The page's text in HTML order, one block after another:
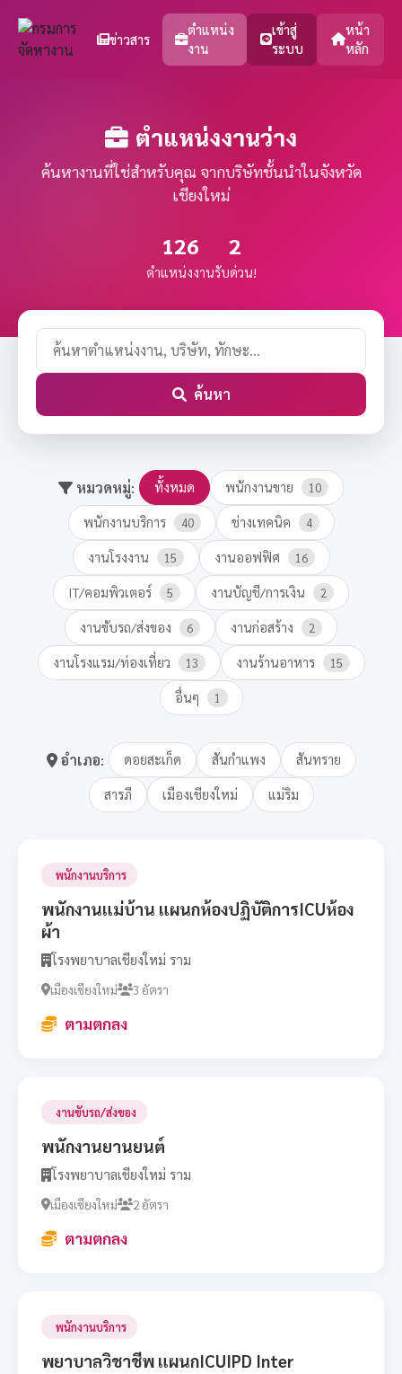
ข่าวสาร
ตำแหน่ง
งาน
เข้าสู่
ระบบ
หน้า
หลัก
ตำแหน่งงานว่าง
ค้นหางานที่ใช่สำหรับคุณ จากบริษัทชั้นนำในจังหวัด
เชียงใหม่
126
ตำแหน่งงาน
2
รับด่วน!
ค้นหา
หมวดหมู่: ทั้งหมด พนักงานขาย 10
พนักงานบริการ 40 ช่างเทคนิค 4
งานโรงงาน 15 งานออฟฟิศ 16
IT/คอมพิวเตอร์ 5 งานบัญชี/การเงิน 2
งานขับรถ/ส่งของ 6 งานก่อสร้าง 2
งานโรงแรม/ท่องเที่ยว 13 งานร้านอาหาร 15
อื่นๆ 1
อำเภอ: ดอยสะเก็ด สันกำแพง สันทราย
สารภี เมืองเชียงใหม่ แม่ริม
พนักงานบริการ
พนักงานแม่บ้าน แผนกห้องปฏิบัติการICUห้อง
ผ้า
โรงพยาบาลเชียงใหม่ ราม
เมืองเชียงใหม่ 3 อัตรา
ตามตกลง
งานขับรถ/ส่งของ
พนักงานยานยนต์
โรงพยาบาลเชียงใหม่ ราม
เมืองเชียงใหม่ 2 อัตรา
ตามตกลง
พนักงานบริการ
พยาบาลวิชาชีพ แผนกICUIPD Inter